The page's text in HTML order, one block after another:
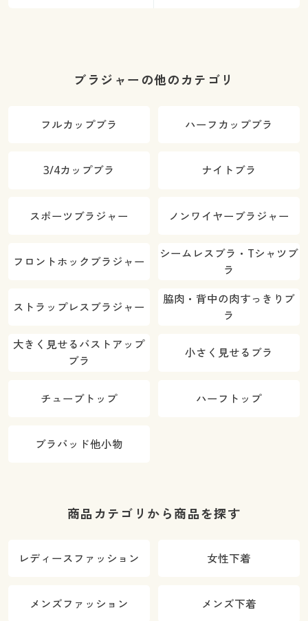
ブラジャーの他のカテゴリ
フルカップブラ ハーフカップブラ
3/4カップブラ ナイトブラ
スポーツブラジャー ノンワイヤーブラジャー
フロントホックブラジャー
シームレスブラ・Tシャツブ
ラ
ストラップレスブラジャー
脇肉・背中の肉すっきりブ
ラ
大きく見せるバストアップ
ブラ
小さく見せるブラ
チューブトップ ハーフトップ
ブラパッド他小物
商品カテゴリから商品を探す
レディースファッション 女性下着
メンズファッション メンズ下着